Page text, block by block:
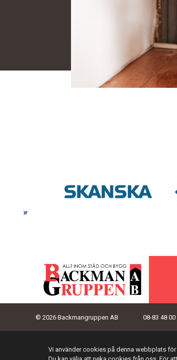
© 2026 Backmangruppen AB 08-83 48 00
Vi använder cookies på denna webbplats
Du kan välja att neka cookies från oss. För